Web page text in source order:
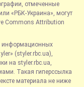
отмеченные
«РБК-Украина», могут
Commons Attribution
информационных
(styler.rbc.ua),
на styler.rbc.ua,
Такая гиперссылка
материала не ниже